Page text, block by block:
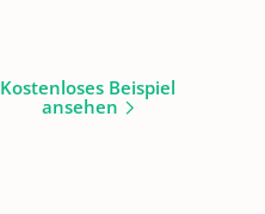
Kostenloses Beispiel
ansehen